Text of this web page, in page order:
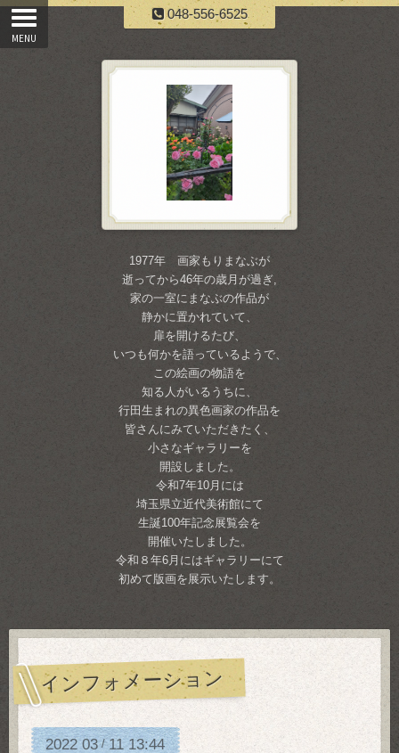
048-556-6525
1977年 画家もりまなぶが
逝ってから46年の歳月が過ぎ,
家の一室にまなぶの作品が
静かに置かれていて、
扉を開けるたび、
いつも何かを語っているようで、
この絵画の物語を
知る人がいるうちに、
行田生まれの異色画家の作品を
皆さんにみていただきたく、
小さなギャラリーを
開設しました。
令和7年10月には
埼玉県立近代美術館にて
生誕100年記念展覧会を
開催いたしました。
令和８年6月にはギャラリーにて
初めて版画を展示いたします。
インフォメーション
2022 03/11 13:44